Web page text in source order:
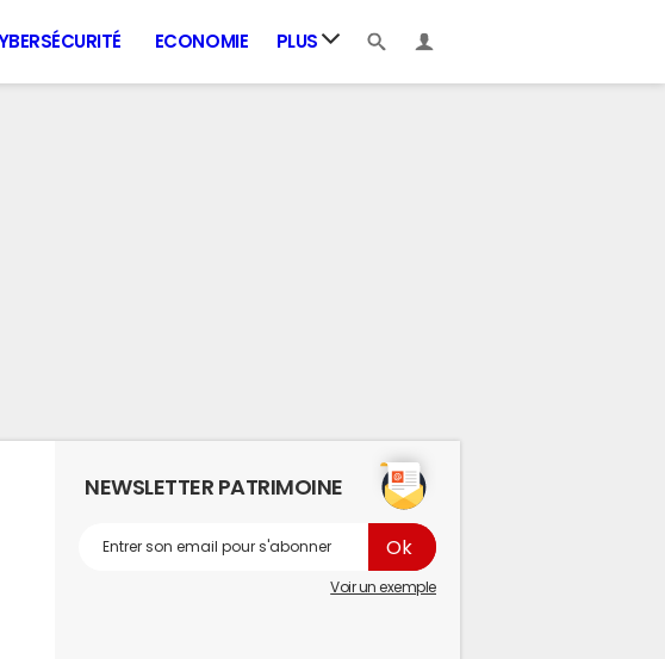
ECONOMIE PLUS
NEWSLETTER PATRIMOINE
Voir un exemple